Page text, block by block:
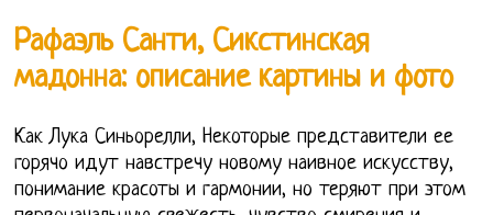
Рафаэль Санти, Сикстинская
мадонна: описание картины и фото
Как Лука Синьорелли, Некоторые представители ее
горячо идут навстречу новому наивное искусству,
понимание красоты и гармонии, но теряют при этом